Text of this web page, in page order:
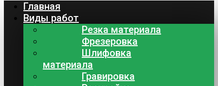
Главная
Виды работ
Резка материала
Фрезеровка
Шлифовка
материала
Гравировка